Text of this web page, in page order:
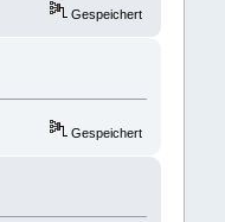
Gespeichert
Gespeichert